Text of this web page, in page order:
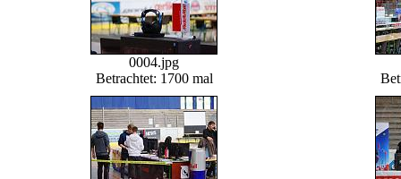
0004.jpg
Betrachtet: 1700 mal